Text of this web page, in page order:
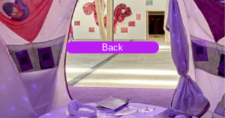
Back